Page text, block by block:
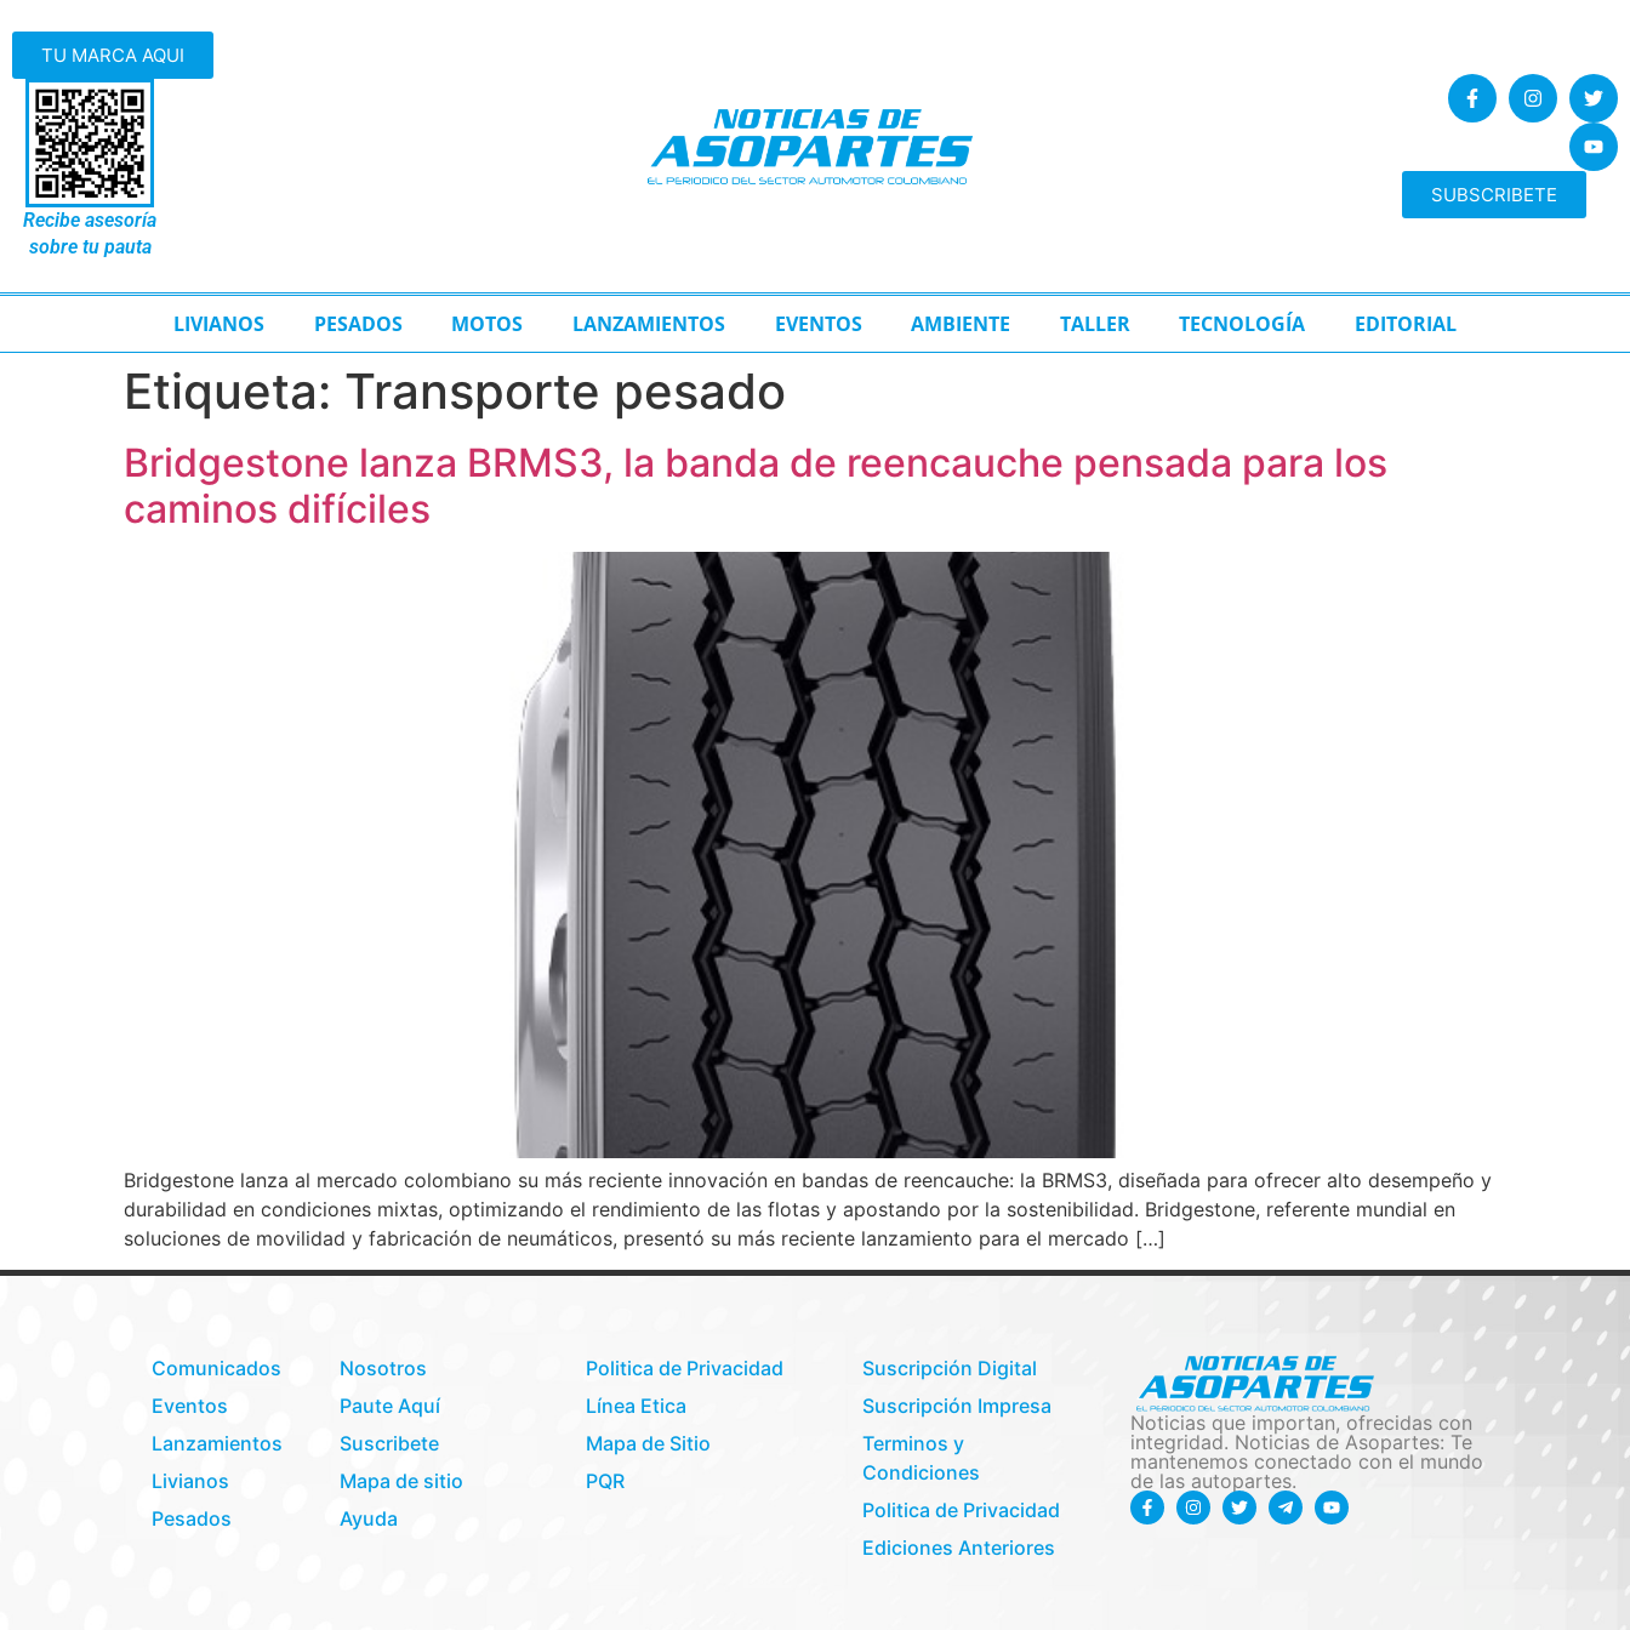
TU MARCA AQUI
Recibe asesoría
sobre tu pauta
SUBSCRIBETE
LIVIANOS PESADOS MOTOS LANZAMIENTOS EVENTOS AMBIENTE TALLER TECNOLOGÍA EDITORIAL
Etiqueta: Transporte pesado
Bridgestone lanza BRMS3, la banda de reencauche pensada para los
caminos difíciles
Bridgestone lanza al mercado colombiano su más reciente innovación en bandas de reencauche: la BRMS3, diseñada para ofrecer alto desempeño y
durabilidad en condiciones mixtas, optimizando el rendimiento de las flotas y apostando por la sostenibilidad. Bridgestone, referente mundial en
soluciones de movilidad y fabricación de neumáticos, presentó su más reciente lanzamiento para el mercado […]
Comunicados
Eventos
Lanzamientos
Livianos
Pesados
Nosotros
Paute Aquí
Suscribete
Mapa de sitio
Ayuda
Politica de Privacidad
Línea Etica
Mapa de Sitio
PQR
Suscripción Digital
Suscripción Impresa
Terminos y
Condiciones
Politica de Privacidad
Ediciones Anteriores
Noticias que importan, ofrecidas con
integridad. Noticias de Asopartes: Te
mantenemos conectado con el mundo
de las autopartes.